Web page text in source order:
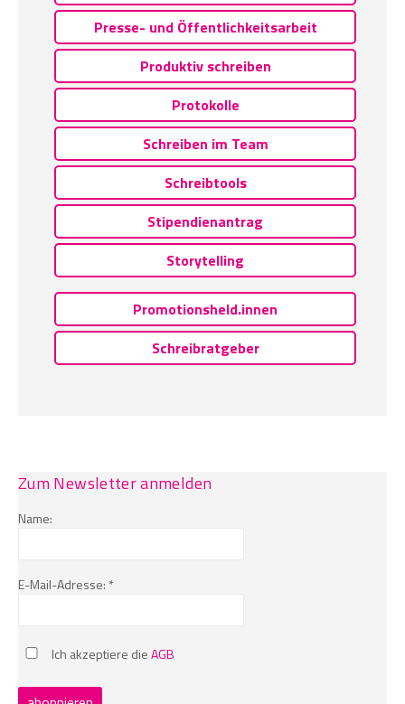
Presse- und Öffentlichkeitsarbeit
Produktiv schreiben
Protokolle
Schreiben im Team
Schreibtools
Stipendienantrag
Storytelling
Promotionsheld.innen
Schreibratgeber
Zum Newsletter anmelden
Name:
E-Mail-Adresse: *
Ich akzeptiere dieAGB